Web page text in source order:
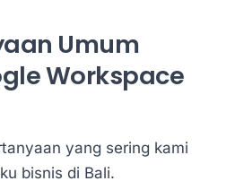
Umum
Workspace
yang sering kami
bisnis di Bali.